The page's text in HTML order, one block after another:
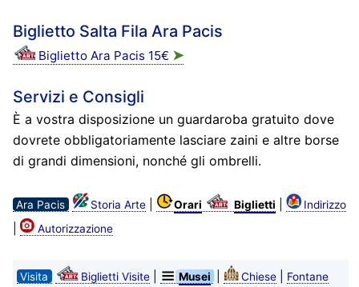
Biglietto Salta Fila Ara Pacis
Biglietto Ara Pacis 15€ ➤
Servizi e Consigli
È a vostra disposizione un guardaroba gratuito dove
dovrete obbligatoriamente lasciare zaini e altre borse
di grandi dimensioni, nonché gli ombrelli.
Ara Pacis Storia Arte| Orari Biglietti Indirizzo
Autorizzazione
Visita Biglietti Visite| Musei Chiese| Fontane